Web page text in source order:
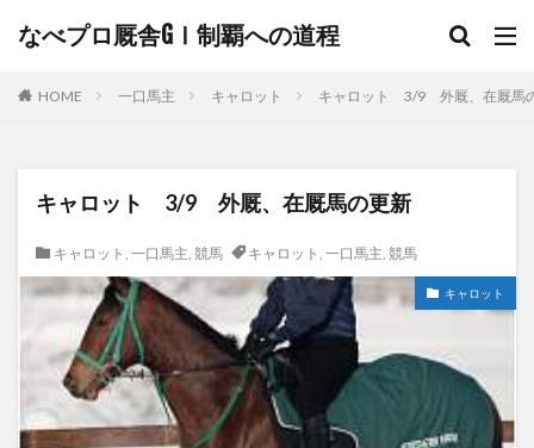
なべプロ厩舎GⅠ制覇への道程
HOME 一口馬主 キャロット キャロット 3/9 外厩、在厩馬
キャロット 3/9 外厩、在厩馬の更新
キャロット , 一口馬主, 競馬 キャロット , 一口馬主, 競馬
キャロット